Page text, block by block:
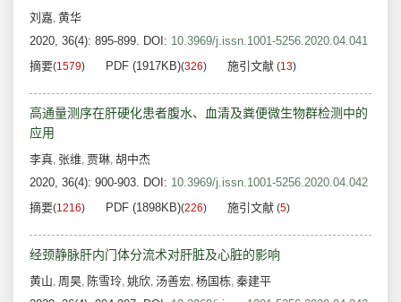
刘嘉, 黄华
2020, 36(4): 895-899. DOI: 10.3969/j.issn.1001-5256.2020.04.041
摘要(1579) PDF (1917KB)(326) 施引文献 (13)
高通量测序在肝硬化患者腹水、血清及粪便微生物群检测中的
应用
李真, 张维, 贾琳, 胡中杰
2020, 36(4): 900-903. DOI: 10.3969/j.issn.1001-5256.2020.04.042
摘要(1216) PDF (1898KB)(226) 施引文献 (5)
经颈静脉肝内门体分流术对肝脏及心脏的影响
黄山, 周昊, 陈雪玲, 姚欣, 汤善宏, 杨国栋, 秦建平